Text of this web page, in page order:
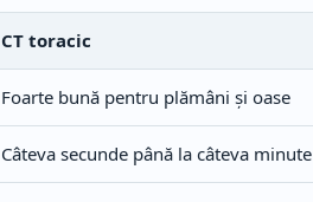
CT toracic
Foarte bună pentru plămâni și oase
Câteva secunde până la câteva minute